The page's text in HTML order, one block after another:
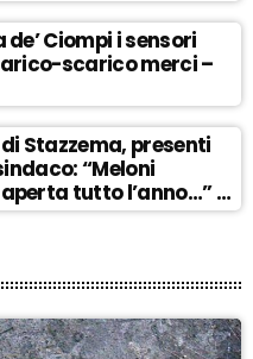
Ciompi i sensori
scarico merci –
Stazzema, presenti
“Meloni
tutto l’anno…” –